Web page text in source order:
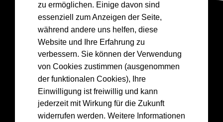
Drea
mGreen
💚
🏀
💚
Kontakt
info@epgbasketskoblenz.de
zu ermöglichen. Einige davon sind
essenziell zum Anzeigen der Seite,
während andere uns helfen, diese
Website und Ihre Erfahrung zu
verbessern. Sie können der Verwendung
von Cookies zustimmen (ausgenommen
der funktionalen Cookies), Ihre
Einwilligung ist freiwillig und kann
jederzeit mit Wirkung für die Zukunft
widerrufen werden. Weitere Informationen